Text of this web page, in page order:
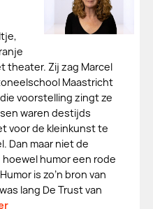
theater. Zij zag Marcel
Maastricht
voorstelling zingt ze
waren destijds
voor de kleinkunst te
Dan maar niet de
humor een rode
is zo’n bron van
lang De Trust van